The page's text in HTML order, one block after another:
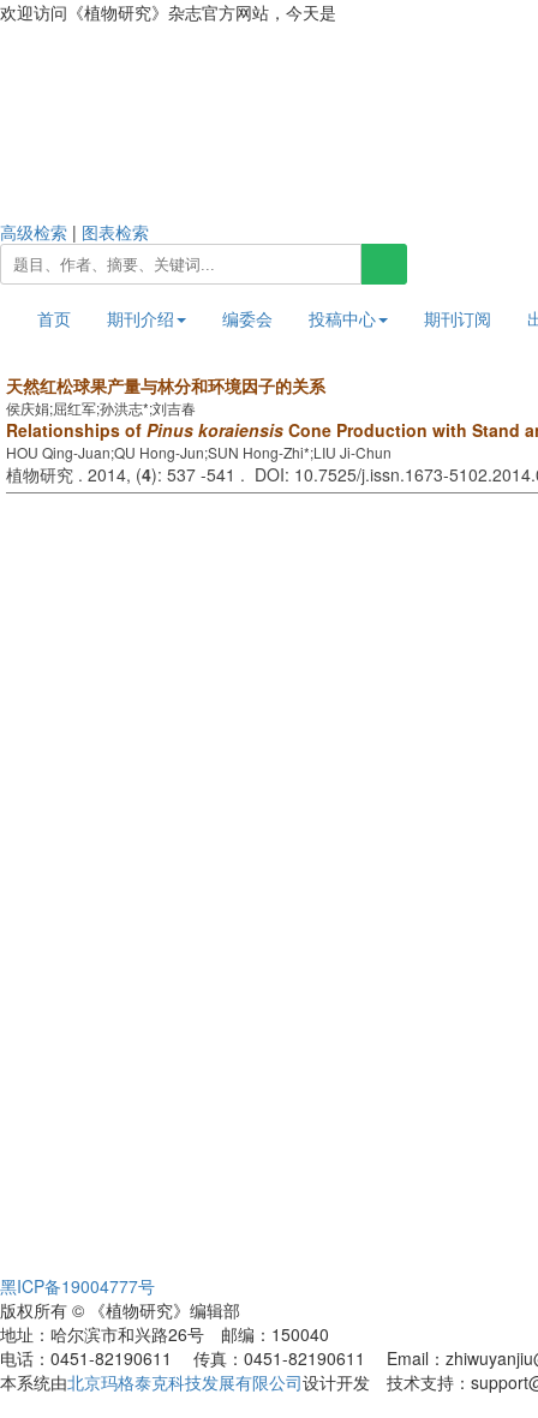
欢迎访问《植物研究》杂志官方网站，今天是
高级检索 | 图表检索
首页 期刊介绍 编委会 投稿中心 期刊订阅
天然红松球果产量与林分和环境因子的关系
侯庆娟;屈红军;孙洪志*;刘吉春
Relationships of Pinus koraiensis Cone Production with Stand
HOU Qing-Juan;QU Hong-Jun;SUN Hong-Zhi*;LIU Ji-Chun
植物研究 . 2014, (4): 537 -541 . DOI: 10.7525/j.issn.1673-
黑ICP备19004777号
版权所有 © 《植物研究》编辑部
地址：哈尔滨市和兴路26号 邮编：150040
电话：0451-82190611 传真：0451-82190611 Email：
本系统由北京玛格泰克科技发展有限公司设计开发 技术支持：